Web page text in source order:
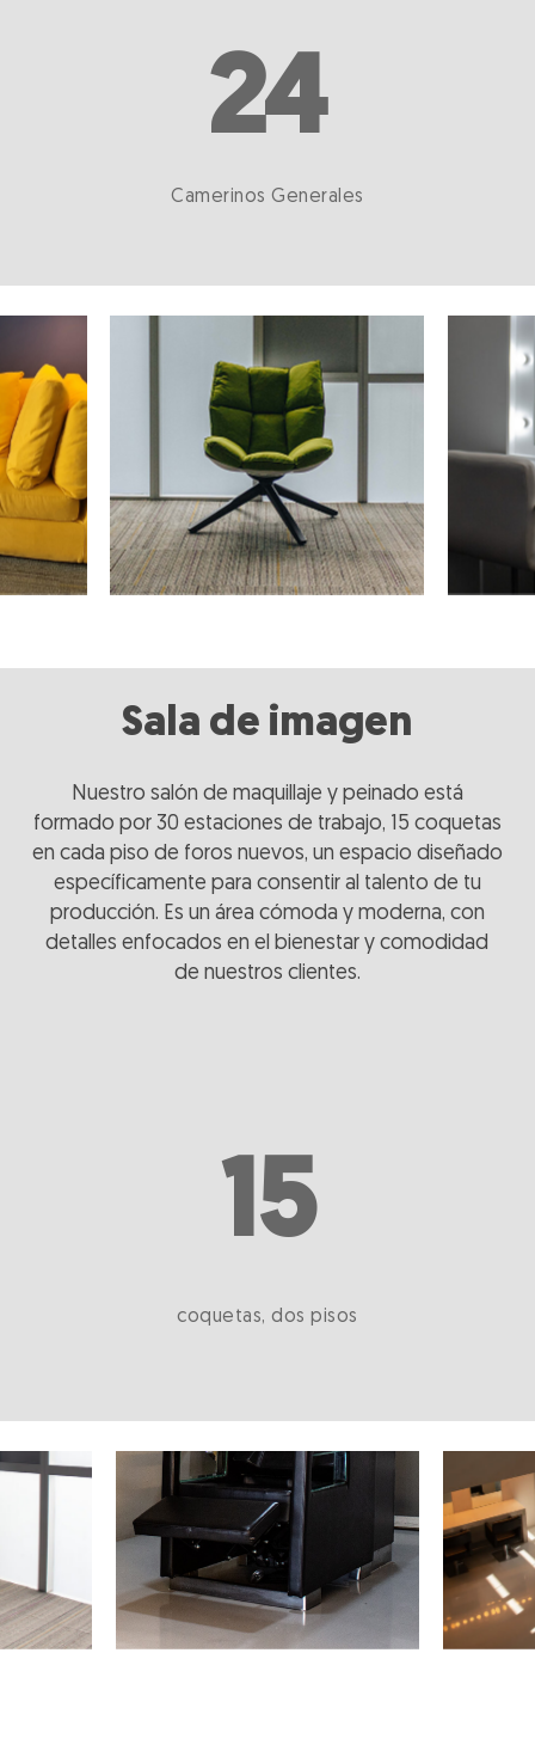
24
Camerinos Generales
Sala de imagen
Nuestro salón de maquillaje y peinado está
formado por 30 estaciones de trabajo, 15 coquetas
en cada piso de foros nuevos, un espacio diseñado
específicamente para consentir al talento de tu
producción. Es un área cómoda y moderna, con
detalles enfocados en el bienestar y comodidad
de nuestros clientes.
15
coquetas, dos pisos